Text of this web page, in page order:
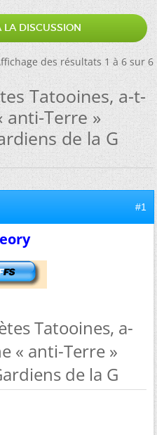
LA DISCUSSION
des résultats 1 à 6 sur 6
Tatooines, a-t-
anti-Terre »
de la G
#1
Tatooines, a-
« anti-Terre »
de la G